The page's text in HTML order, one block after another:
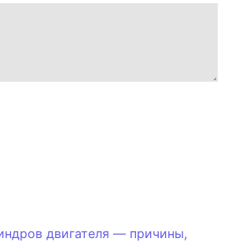
двигателя — причины,